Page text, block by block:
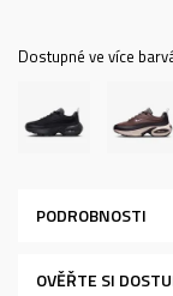
Dostupné ve více
PODROBNOSTI
OVĚŘTE SI